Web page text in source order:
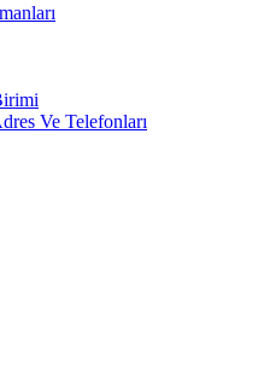
Ve Telefonları